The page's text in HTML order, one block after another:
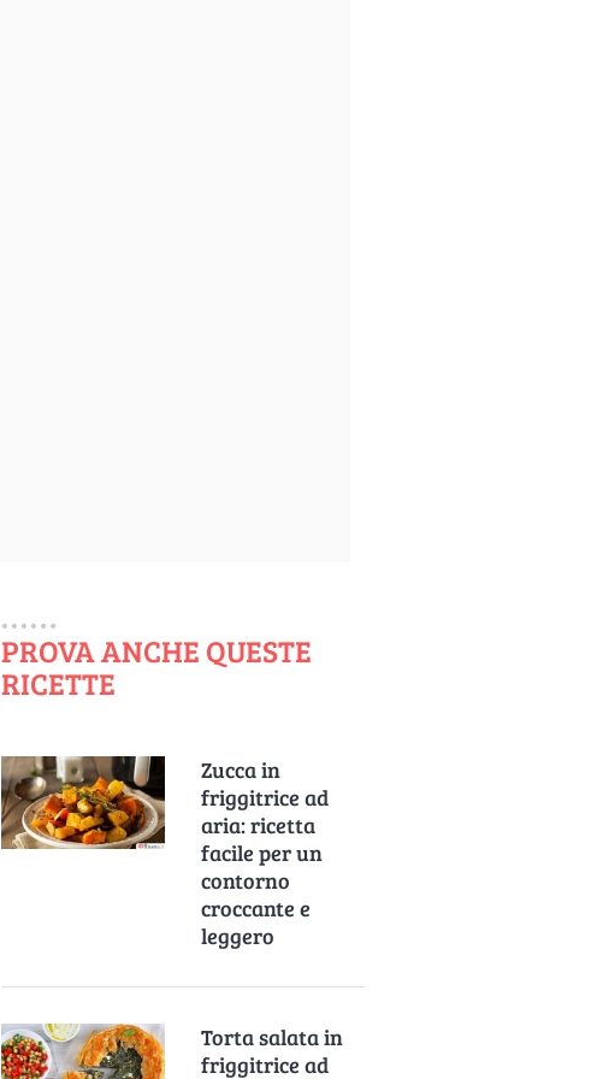
PROVA ANCHE QUESTE
RICETTE
Zucca in
friggitrice ad
aria: ricetta
facile per un
contorno
croccante e
leggero
Torta salata in
friggitrice ad